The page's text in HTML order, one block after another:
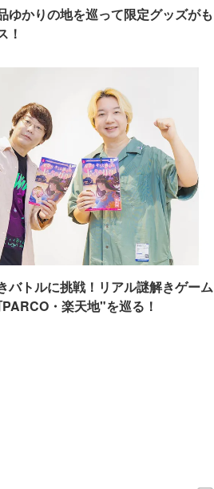
ゆかりの地を巡って限定グッズがも
！
バトルに挑戦！リアル謎解きゲーム
・楽天地"を巡る！